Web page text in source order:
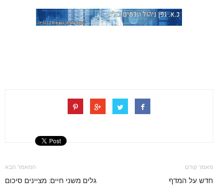
מאמר קודם
חדש על המדף
המאמר הבא
גלים משני חיים: מציינים סיכום